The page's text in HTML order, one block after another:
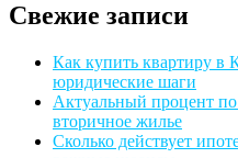
Свежие записи
Как купить квартиру в
юридические шаги
Актуальный процент
вторичное жилье
Сколько действует